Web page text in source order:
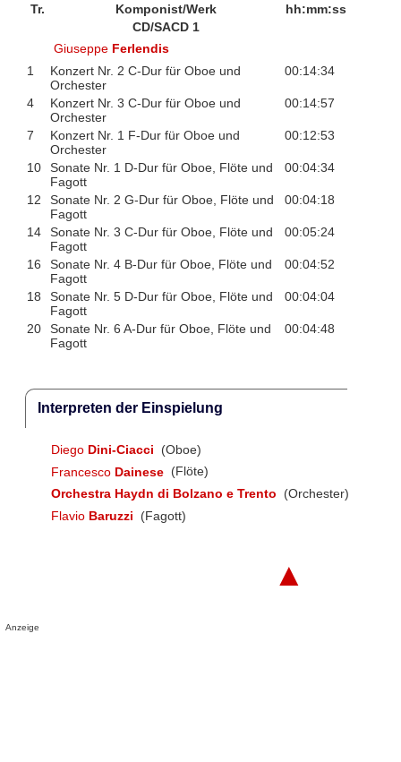
Tr. Komponist/Werk
hh:mm:ss
CD/SACD 1
Giuseppe Ferlendis
1
Konzert Nr. 2 C-Dur für Oboe und
Orchester
00:14:34
4
Konzert Nr. 3 C-Dur für Oboe und
Orchester
00:14:57
7
Konzert Nr. 1 F-Dur für Oboe und
Orchester
00:12:53
10
Sonate Nr. 1 D-Dur für Oboe, Flöte und
Fagott
00:04:34
12
Sonate Nr. 2 G-Dur für Oboe, Flöte und
Fagott
00:04:18
14
Sonate Nr. 3 C-Dur für Oboe, Flöte und
Fagott
00:05:24
16
Sonate Nr. 4 B-Dur für Oboe, Flöte und
Fagott
00:04:52
18
Sonate Nr. 5 D-Dur für Oboe, Flöte und
Fagott
00:04:04
20
Sonate Nr. 6 A-Dur für Oboe, Flöte und
Fagott
00:04:48
Interpreten der Einspielung
Diego Dini-Ciacci
(Oboe)
Francesco Dainese (Flöte)
Orchestra Haydn di Bolzano e Trento
(Orchester)
Flavio Baruzzi (Fagott)
▲
Anzeige